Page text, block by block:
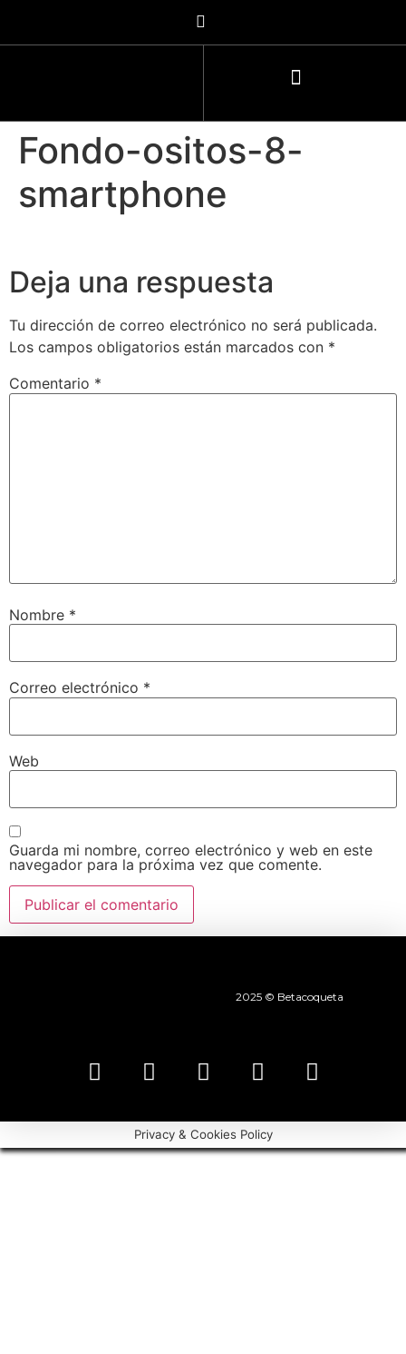
Fondo-ositos-8-
smartphone
Deja una respuesta
Tu dirección de correo electrónico no será publicada.
Los campos obligatorios están marcados con *
Comentario *
Nombre *
Correo electrónico *
Web
Guarda mi nombre, correo electrónico y web en este
navegador para la próxima vez que comente.
2025 © Betacoqueta
Privacy & Cookies Policy